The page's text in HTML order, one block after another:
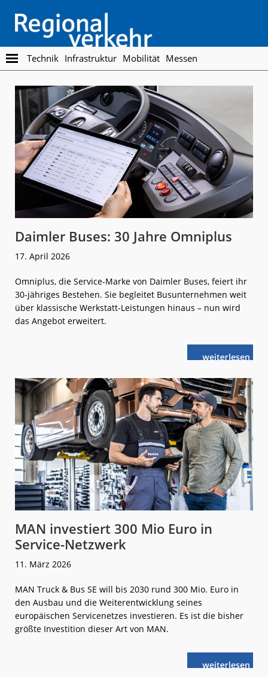
main
content
footer
Regionalverkehr
Die
Fachzeitschrift
den
Öffentlichen
Personennahverkehr
Technik Infrastruktur Mobilität Messen
Daimler Buses: 30 Jahre Omniplus
17. April 2026
Omniplus, die Service-Marke von Daimler Buses, feiert ihr
30-jähriges Bestehen. Sie begleitet Busunternehmen weit
über klassische Werkstatt-Leistungen hinaus – nun wird
das Angebot erweitert.
weiterlese
nDaimler
Jahre
Omniplus
MAN investiert 300 Mio Euro in
Service-Netzwerk
11. März 2026
MAN Truck & Bus SE will bis 2030 rund 300 Mio. Euro in
den Ausbau und die Weiterentwicklung seines
europäischen Servicenetzes investieren. Es ist die bisher
größte Investition dieser Art von MAN.
weiterlese
nMAN